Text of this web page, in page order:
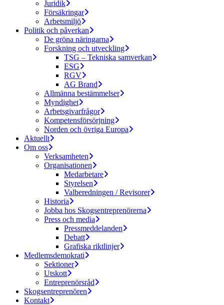
Juridik
Försäkringar
Arbetsmiljö
Politik och påverkan
De gröna näringarna
Forskning och utveckling
TSG – Tekniska samverkan
ESG
RGV
AG Brand
Allmänna bestämmelser
Myndighet
Arbetsgivarfrågor
Kompetensförsörjning
Norden och övriga Europa
Aktuellt
Om oss
Verksamheten
Organisationen
Medarbetare
Styrelsen
Valberedningen / Revisorer
Historia
Jobba hos Skogsentreprenörerna
Press och media
Pressmeddelanden
Debatt
Grafiska riktlinjer
Medlemsdemokrati
Sektioner
Utskott
Entreprenörsråd
Skogsentreprenören
Kontakt